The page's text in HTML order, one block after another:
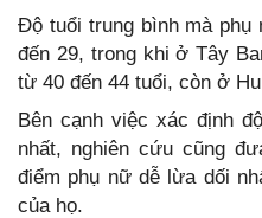
Độ tuổi trung bình mà
đến 29, trong khi ở Tây
từ 40 đến 44 tuổi, còn ở
Bên cạnh việc xác định
nhất, nghiên cứu cũng
điểm phụ nữ dễ lừa dối
của họ.